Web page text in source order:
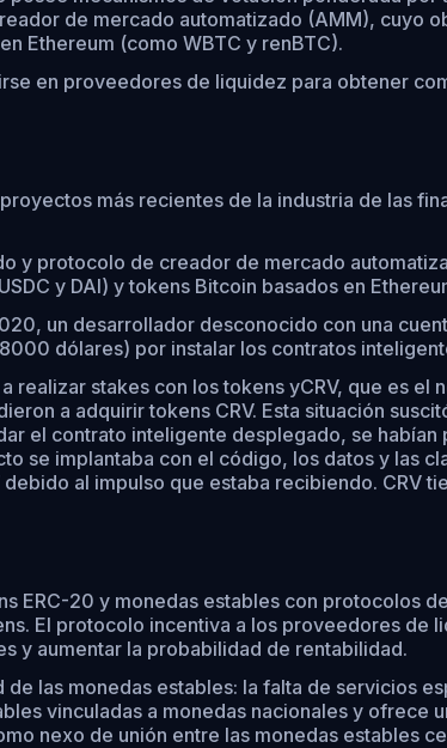
de mercado automatizado (AMM), cuyo
Ethereum (como WBTC y renBTC).
en proveedores de liquidez para obtener
más recientes de la industria de las
y protocolo de creador de mercado
y DAI) y tokens Bitcoin basados en
un desarrollador desconocido con una
dólares) por instalar los contratos
stakes con los tokens yCRV, que es el
a adquirir tokens CRV. Esta situación
el contrato inteligente desplegado, se
se implantaba con el código, los datos y las
al impulso que estaba recibiendo. CRV
ERC-20 y monedas estables con protocolos
El protocolo incentiva a los proveedores de
y aumentar la probabilidad de rentabilidad.
las monedas estables: la falta de servicios
vinculadas a monedas nacionales y ofrece
nexo de unión entre las monedas estables